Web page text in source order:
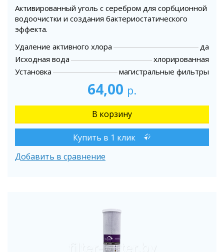
Активированный уголь с серебром для сорбционной
водоочистки и создания бактериостатического
эффекта.
Удаление активного хлора
да
Исходная вода
хлорированная
Установка
магистральные фильтры
64,00 р.
Купить в 1 клик
Добавить в сравнение